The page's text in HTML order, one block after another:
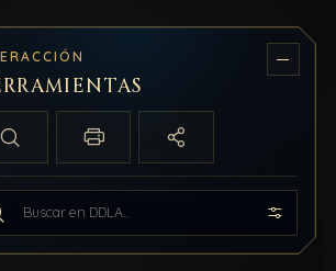
Búsqueda localImprimir / PDFCompartir
en todo DDLA